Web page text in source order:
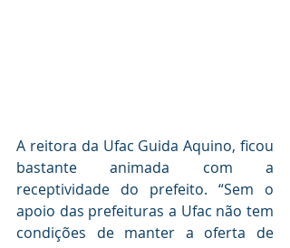
A reitora da Ufac Guida Aquino, ficou
bastante animada com a
receptividade do prefeito. “Sem o
apoio das prefeituras a Ufac não tem
condições de manter a oferta de